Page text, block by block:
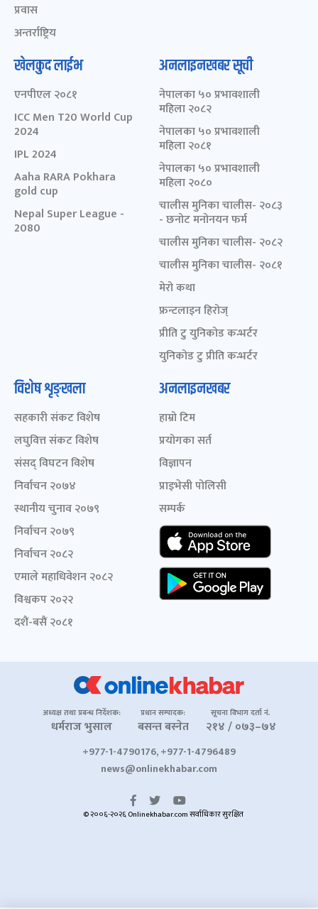
प्रवास
अन्तर्राष्ट्रिय
खेलकुद लाईभ
एनपीएल २०८१
ICC Men T20 World Cup
2024
IPL 2024
Aaha RARA Pokhara
gold cup
Nepal Super League -
2080
अनलाइनखबर सूची
नेपालका ५० प्रभावशाली
महिला २०८२
नेपालका ५० प्रभावशाली
महिला २०८१
नेपालका ५० प्रभावशाली
महिला २०८०
चालीस मुनिका चालीस- २०८३
- छनोट मनोनयन फर्म
चालीस मुनिका चालीस- २०८२
चालीस मुनिका चालीस- २०८१
मेरो कथा
फ्रन्टलाइन हिरोज्
प्रीति टु युनिकोड कन्भर्टर
युनिकोड टु प्रीति कन्भर्टर
विशेष शृङ्खला
सहकारी संकट विशेष
लघुवित्त संकट विशेष
संसद् विघटन विशेष
निर्वाचन २०७४
स्थानीय चुनाव २०७९
निर्वाचन २०७९
निर्वाचन २०८२
एमाले महाधिवेशन २०८२
विश्वकप २०२२
दशैं-बसैं २०८१
अनलाइनखबर
हाम्रो टिम
प्रयोगका सर्त
विज्ञापन
प्राइभेसी पोलिसी
सम्पर्क
अध्यक्ष तथा प्रबन्ध निर्देशक:
धर्मराज भुसाल
प्रधान सम्पादक:
बसन्त बस्नेत
सूचना विभाग दर्ता नं.
२१४ / ०७३–७४
+977-1-4790176, +977-1-4796489
news@onlinekhabar.com
© २००६-२०२६ Onlinekhabar.com सर्वाधिकार सुरक्षित